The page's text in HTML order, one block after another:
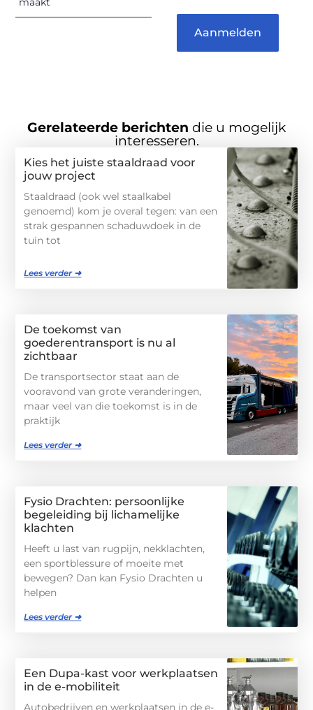
Aanmelden
Gerelateerde berichten die u mogelijk
interesseren.
Kies het juiste staaldraad voor
jouw project
Staaldraad (ook wel staalkabel
genoemd) kom je overal tegen: van een
strak gespannen schaduwdoek in de
tuin tot
Lees verder ➜
De toekomst van
goederentransport is nu al
zichtbaar
De transportsector staat aan de
vooravond van grote veranderingen,
maar veel van die toekomst is in de
praktijk
Lees verder ➜
Fysio Drachten: persoonlijke
begeleiding bij lichamelijke
klachten
Heeft u last van rugpijn, nekklachten,
een sportblessure of moeite met
bewegen? Dan kan Fysio Drachten u
helpen
Lees verder ➜
Een Dupa-kast voor werkplaatsen
in de e-mobiliteit
Autobedrijven en werkplaatsen in de e-